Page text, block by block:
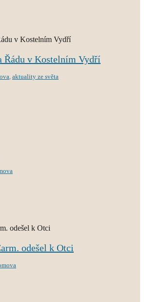
Řádu v Kostelním Vydří
aktuality ze světa
odešel k Otci